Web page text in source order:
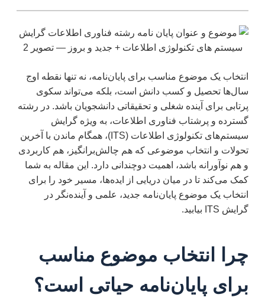
انتخاب یک موضوع مناسب برای پایان‌نامه، نه تنها نقطه اوج
سال‌ها تحصیل و کسب دانش است، بلکه می‌تواند سکوی
پرتابی برای آینده شغلی و تحقیقاتی دانشجویان باشد. در رشته
گسترده و پرشتاب فناوری اطلاعات، به ویژه گرایش
سیستم‌های تکنولوژی اطلاعات (ITS)، همگام ماندن با آخرین
تحولات و انتخاب موضوعی که هم چالش‌برانگیز، هم کاربردی
و هم نوآورانه باشد، اهمیت دوچندانی دارد. این مقاله به شما
کمک می‌کند تا در میان دریایی از ایده‌ها، مسیر خود را برای
انتخاب یک موضوع پایان‌نامه جدید، علمی و آینده‌نگر در
گرایش ITS بیابید.
چرا انتخاب موضوع مناسب
برای پایان‌نامه حیاتی است؟